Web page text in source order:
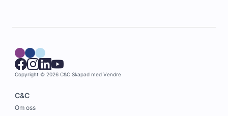
Copyright © 2026 C&C Skapad med Vendre
C&C
Om oss